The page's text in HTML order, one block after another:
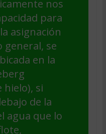
nos
para
asignación
general, se
en la
hielo), si
de la
agua que lo